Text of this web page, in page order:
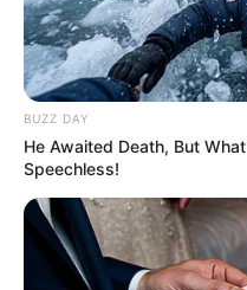
Decor fácil
BUZZ DAY
He Awaited Death, But
Speechless!